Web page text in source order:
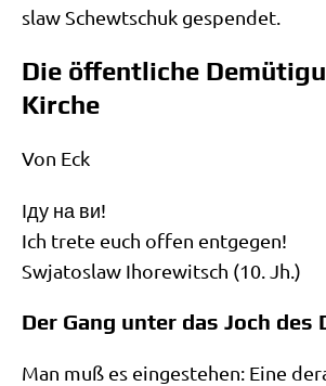
slaw Schewtschuk gespendet.
Die öffentliche
Kirche
Von Eck
Іду на ви!
Ich tre­te euch offen ent­ge­gen!
Swja­to­slaw Ihore­witsch (10. Jh.)
Der Gang unter das Joch des
Man muß es ein­ge­ste­hen: Eine